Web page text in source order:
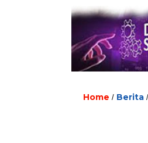
Home / Berita /